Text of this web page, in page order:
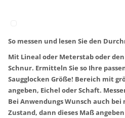
So messen und lesen Sie den
Mit Lineal oder Meterstab oder
Schnur. Ermitteln Sie so Ihre
Saugglocken Größe! Bereich mit
angeben, Eichel oder Schaft.
Bei Anwendungs Wunsch auch
Zustand, dann dieses Maß